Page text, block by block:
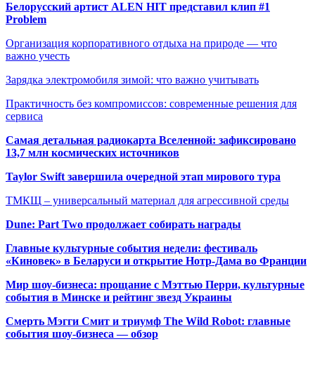
Белорусский артист ALEN HIT представил клип #1
Problem
Организация корпоративного отдыха на природе — что
важно учесть
Зарядка электромобиля зимой: что важно учитывать
Практичность без компромиссов: современные решения для
сервиса
Самая детальная радиокарта Вселенной: зафиксировано
13,7 млн космических источников
Taylor Swift завершила очередной этап мирового тура
ТМКЩ – универсальный материал для агрессивной среды
Dune: Part Two продолжает собирать награды
Главные культурные события недели: фестиваль
«Киновек» в Беларуси и открытие Нотр-Дама во Франции
Мир шоу-бизнеса: прощание с Мэттью Перри, культурные
события в Минске и рейтинг звезд Украины
Смерть Мэгги Смит и триумф The Wild Robot: главные
события шоу-бизнеса — обзор